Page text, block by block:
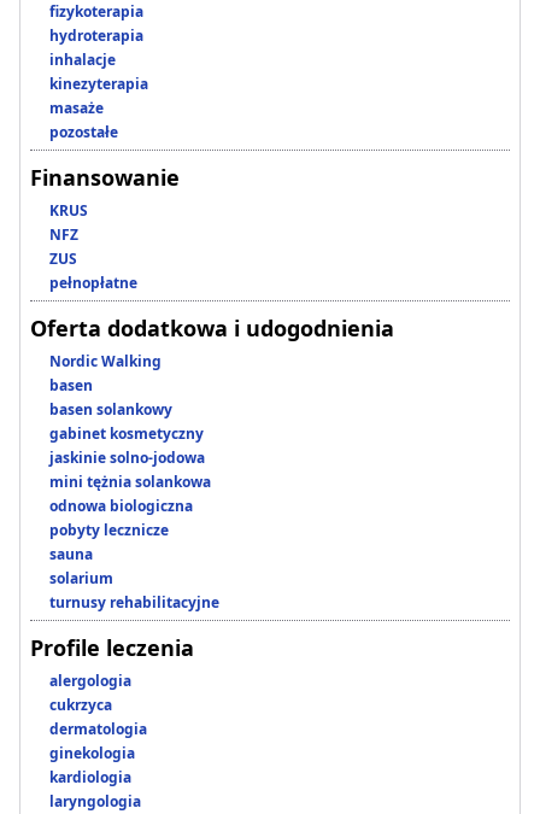
fizykoterapia
hydroterapia
inhalacje
kinezyterapia
masaże
pozostałe
Finansowanie
KRUS
NFZ
ZUS
pełnopłatne
Oferta dodatkowa i udogodnienia
Nordic Walking
basen
basen solankowy
gabinet kosmetyczny
jaskinie solno-jodowa
mini tężnia solankowa
odnowa biologiczna
pobyty lecznicze
sauna
solarium
turnusy rehabilitacyjne
Profile leczenia
alergologia
cukrzyca
dermatologia
ginekologia
kardiologia
laryngologia